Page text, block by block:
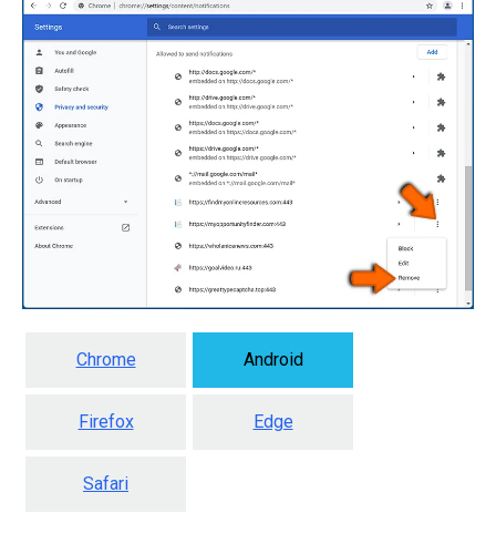
Chrome Android
Firefox Edge
Safari